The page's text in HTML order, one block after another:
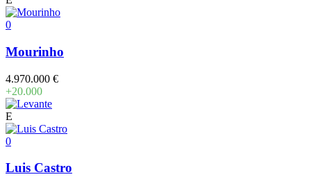
0
Mourinho
4.970.000 €
+20.000
E
0
Luis Castro